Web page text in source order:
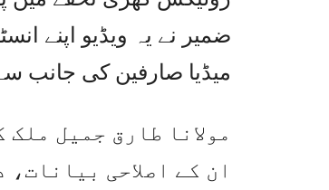
ضمیر نے یہ ویڈیو اپنے
میڈیا صارفین کی جانب
مولانا طارق جمیل
ان کے اصلاحی